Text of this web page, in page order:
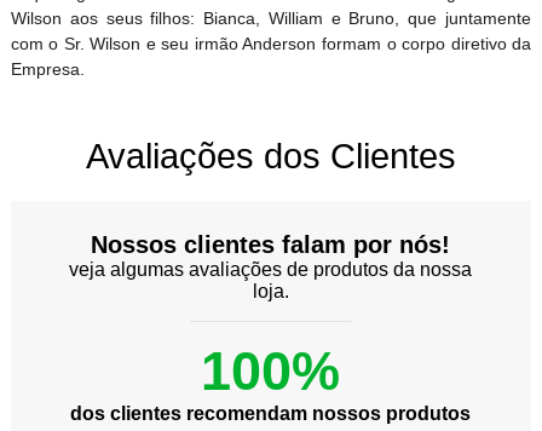
Wilson aos seus filhos: Bianca, William e Bruno, que juntamente
com o Sr. Wilson e seu irmão Anderson formam o corpo diretivo da
Empresa.
Avaliações dos Clientes
Nossos clientes falam por nós!
veja algumas avaliações de produtos da nossa
loja.
100%
dos clientes recomendam nossos produtos